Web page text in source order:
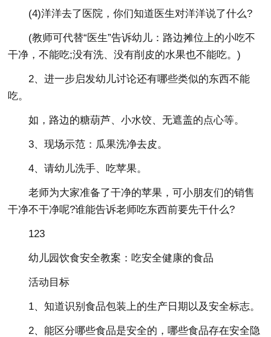
(4)洋洋去了医院，你们知道医生对洋洋说了什么?
(教师可代替“医生”告诉幼儿：路边摊位上的小吃不
干净，不能吃;没有洗、没有削皮的水果也不能吃。)
2、进一步启发幼儿讨论还有哪些类似的东西不能
吃。
如，路边的糖葫芦、小水饺、无遮盖的点心等。
3、现场示范：瓜果洗净去皮。
4、请幼儿洗手、吃苹果。
老师为大家准备了干净的苹果，可小朋友们的销售
干净不干净呢?谁能告诉老师吃东西前要先干什么?
123
幼儿园饮食安全教案：吃安全健康的食品
活动目标
1、知道识别食品包装上的生产日期以及安全标志。
2、能区分哪些食品是安全的，哪些食品存在安全隐